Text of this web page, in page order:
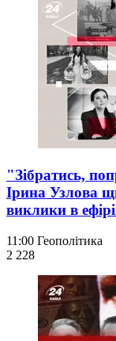
"Зібратись,
Ірина Узлова
виклики в
11:00 Геополітика
2 228